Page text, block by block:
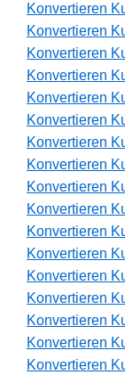
Konvertieren
Konvertieren
Konvertieren
Konvertieren
Konvertieren
Konvertieren
Konvertieren
Konvertieren
Konvertieren
Konvertieren
Konvertieren
Konvertieren
Konvertieren
Konvertieren
Konvertieren
Konvertieren
Konvertieren